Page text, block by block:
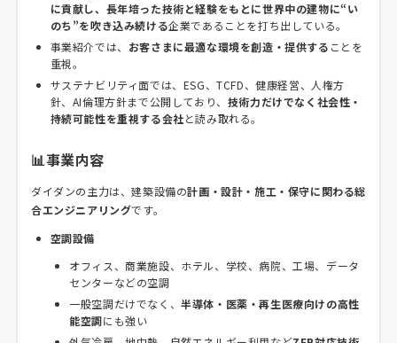
に貢献し、長年培った技術と経験をもとに世界中の建物に“い
のち”を吹き込み続ける企業であることを打ち出している。
事業紹介では、 お客さまに最適な環境を創造・提供する ことを
重視。
サステナビリティ面では、ESG、TCFD、健康経営、人権方
針、AI倫理方針まで公開しており、 技術力だけでなく社会性・
持続可能性を重視する会社と読み取れる。
📊事業内容
ダイダンの主力は、建築設備の計画・設計・施工・保守に関わる総
合エンジニアリングです。
空調設備
オフィス、商業施設、ホテル、学校、病院、工場、データ
センターなどの空調
一般空調だけでなく、半導体・医薬・再生医療向けの高性
能空調にも強い